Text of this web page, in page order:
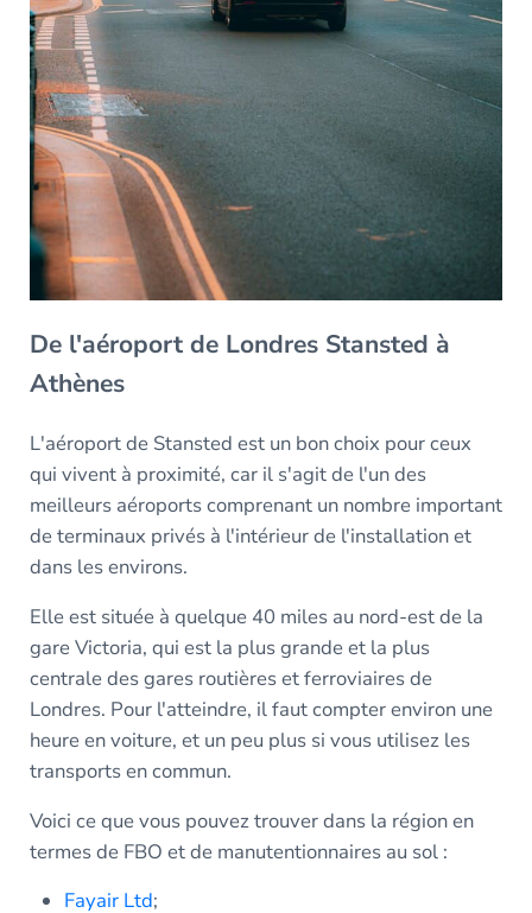
De l'aéroport de Londres Stansted à
Athènes
L'aéroport de Stansted est un bon choix pour ceux
qui vivent à proximité, car il s'agit de l'un des
meilleurs aéroports comprenant un nombre important
de terminaux privés à l'intérieur de l'installation et
dans les environs.
Elle est située à quelque 40 miles au nord-est de la
gare Victoria, qui est la plus grande et la plus
centrale des gares routières et ferroviaires de
Londres. Pour l'atteindre, il faut compter environ une
heure en voiture, et un peu plus si vous utilisez les
transports en commun.
Voici ce que vous pouvez trouver dans la région en
termes de FBO et de manutentionnaires au sol :
Fayair Ltd;